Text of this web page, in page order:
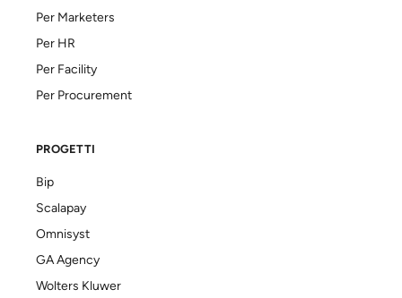
Per Marketers
Per HR
Per Facility
Per Procurement
PROGETTI
Bip
Scalapay
Omnisyst
GA Agency
Wolters Kluwer